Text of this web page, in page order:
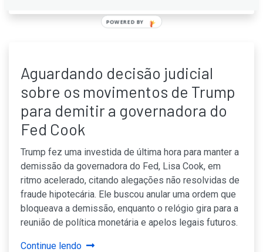
Aguardando decisão judicial
sobre os movimentos de Trump
para demitir a governadora do
Fed Cook
Trump fez uma investida de última hora para manter a
demissão da governadora do Fed, Lisa Cook, em
ritmo acelerado, citando alegações não resolvidas de
fraude hipotecária. Ele buscou anular uma ordem que
bloqueava a demissão, enquanto o relógio gira para a
reunião de política monetária e apelos legais futuros.
Continue lendo
POWERED BY